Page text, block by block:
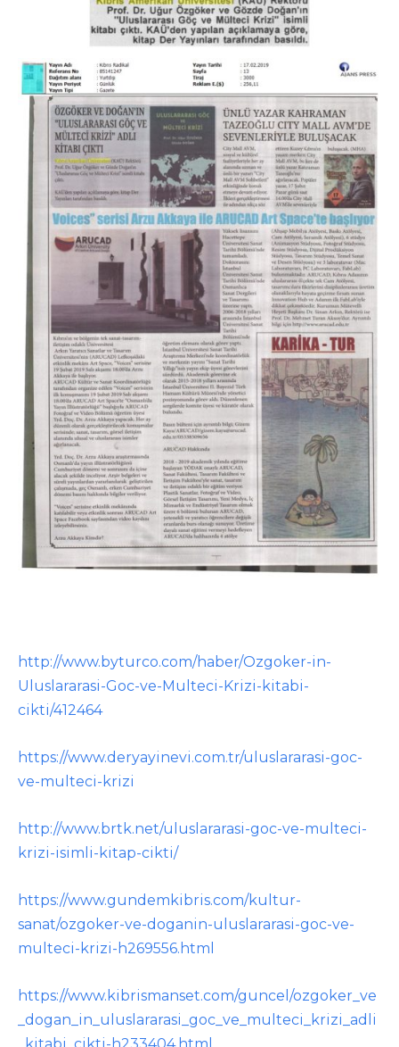
http://www.byturco.com/haber/Ozgoker-in-
Uluslararasi-Goc-ve-Multeci-Krizi-kitabi-
cikti/412464
https://www.deryayinevi.com.tr/uluslararasi-goc-
ve-multeci-krizi
http://www.brtk.net/uluslararasi-goc-ve-multeci-
krizi-isimli-kitap-cikti/
https://www.gundemkibris.com/kultur-
sanat/ozgoker-ve-doganin-uluslararasi-goc-ve-
multeci-krizi-h269556.html
https://www.kibrismanset.com/guncel/ozgoker_ve
_dogan_in_uluslararasi_goc_ve_multeci_krizi_adli